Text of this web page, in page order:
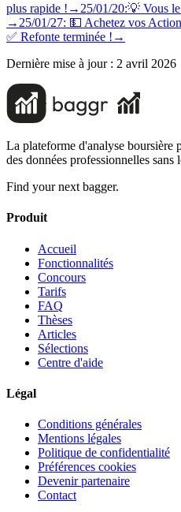
plus rapide ! → 25/01/20:💡 Vous
→ 25/01/27: 💵 Achetez vos
✅ Refonte terminée ! →
Dernière mise à jour : 2 avril 2026
La plateforme d'analyse boursière
des données professionnelles sans
Find your next bagger.
Produit
Accueil
Fonctionnalités
Concours
Tarifs
FAQ
Thèses
Articles
Sélections
Centre d'aide
Légal
Conditions générales
Mentions légales
Politique de confidentialité
Préférences cookies
Devenir partenaire
Contact